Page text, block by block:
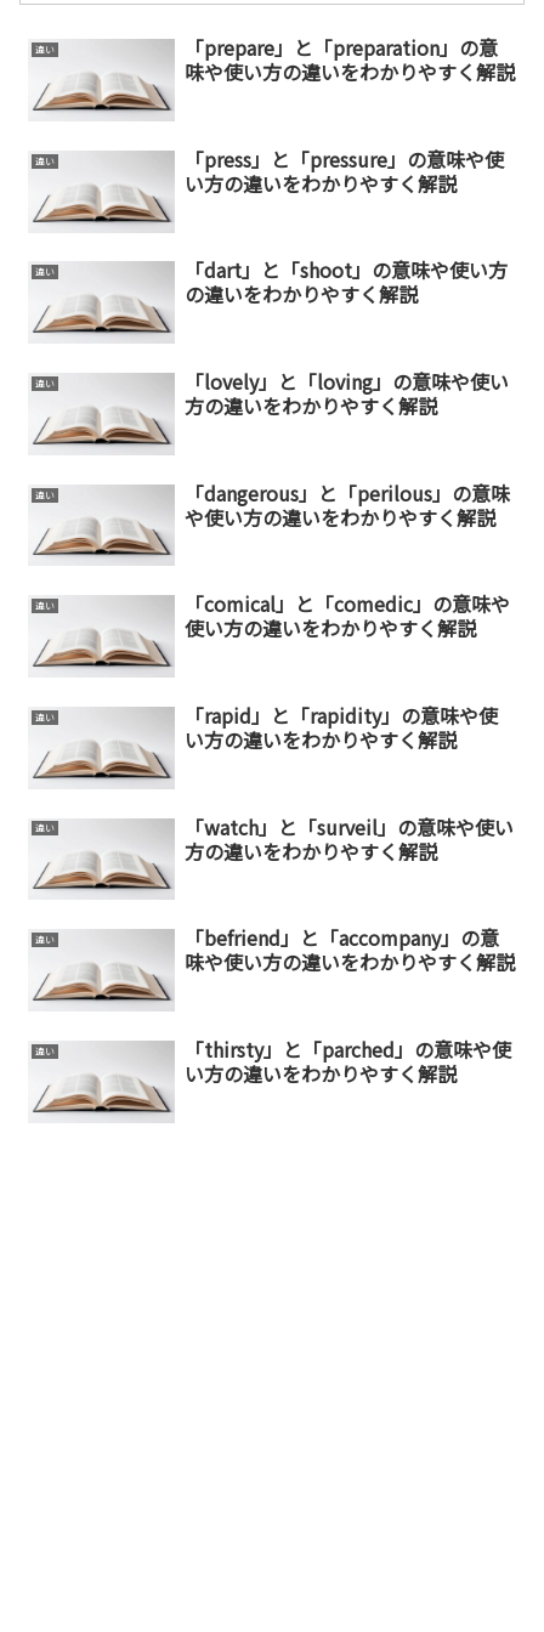
違い
「prepare」と「preparation」の意
味や使い方の違いをわかりやすく解説
違い
「press」と「pressure」の意味や使
い方の違いをわかりやすく解説
違い
「dart」と「shoot」の意味や使い方
の違いをわかりやすく解説
違い
「lovely」と「loving」の意味や使い
方の違いをわかりやすく解説
違い
「dangerous」と「perilous」の意味
や使い方の違いをわかりやすく解説
違い
「comical」と「comedic」の意味や
使い方の違いをわかりやすく解説
違い
「rapid」と「rapidity」の意味や使
い方の違いをわかりやすく解説
違い
「watch」と「surveil」の意味や使い
方の違いをわかりやすく解説
違い
「befriend」と「accompany」の意
味や使い方の違いをわかりやすく解説
違い
「thirsty」と「parched」の意味や使
い方の違いをわかりやすく解説